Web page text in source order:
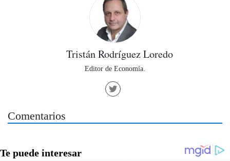
Tristán Rodríguez Loredo
Editor de Economía.
Comentarios